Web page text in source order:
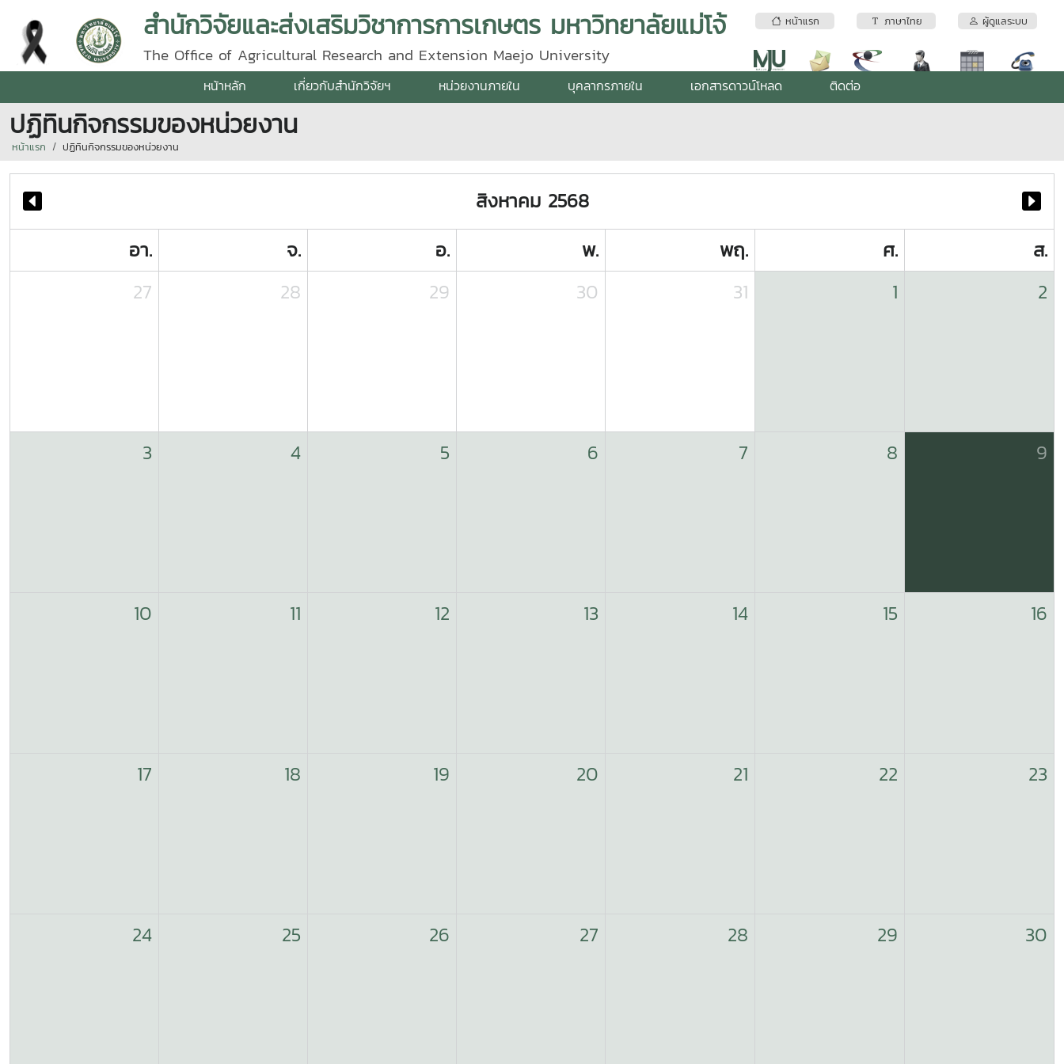
หน้าแรก ภาษาไทย ผู้ดูแลระบบ
สำนักวิจัยและส่งเสริมวิชาการการเกษตร มหาวิทยาลัยแม่โจ้
The Office of Agricultural Research and Extension Maejo University
หน้าหลัก เกี่ยวกับสำนักวิจัยฯ หน่วยงานภายใน บุคลากรภายใน เอกสารดาวน์โหลด ติดต่อ
ปฏิทินกิจกรรมของหน่วยงาน
หน้าแรก ปฏิทินกิจกรรมของหน่วยงาน
สิงหาคม 2568
อา.
จ. อ. พ. พฤ. ศ.
ส.
27
28 29 30 31 1 2
3 4 5 6 7 8 9
10 11 12 13 14 15 16
17 18 19 20 21 22 23
24 25 26 27 28 29 30